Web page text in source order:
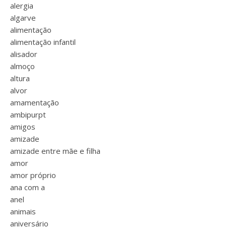
alergia
algarve
alimentação
alimentação infantil
alisador
almoço
altura
alvor
amamentação
ambipurpt
amigos
amizade
amizade entre mãe e filha
amor
amor próprio
ana com a
anel
animais
aniversário